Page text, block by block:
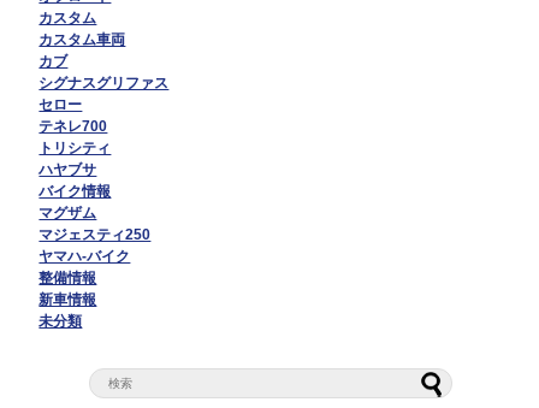
カスタム
カスタム車両
カブ
シグナスグリファス
セロー
テネレ700
トリシティ
ハヤブサ
バイク情報
マグザム
マジェスティ250
ヤマハ-バイク
整備情報
新車情報
未分類